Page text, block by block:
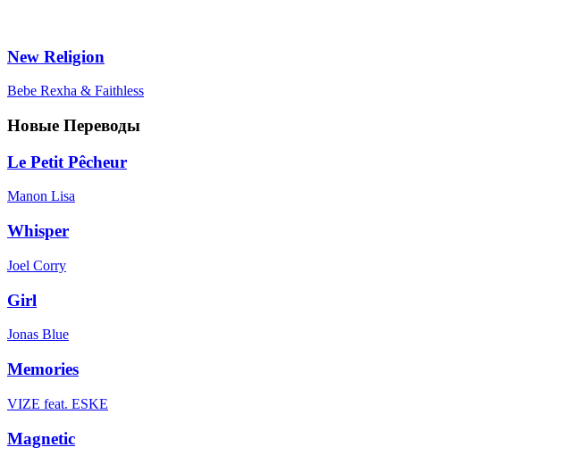
New Religion
Bebe Rexha & Faithless
Новые Переводы
Le Petit Pêcheur
Manon Lisa
Whisper
Joel Corry
Girl
Jonas Blue
Memories
VIZE feat. ESKE
Magnetic